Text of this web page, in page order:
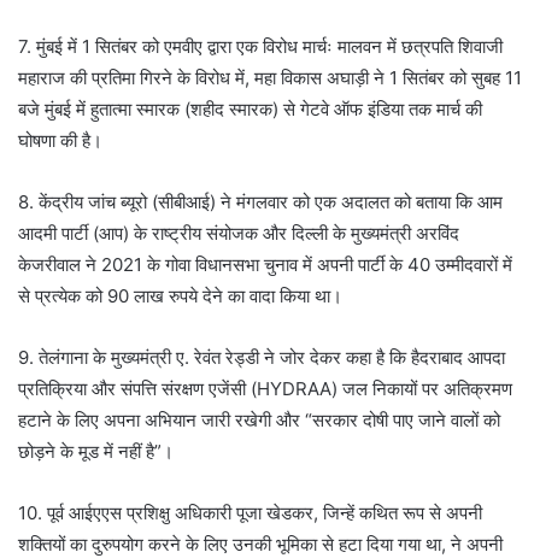
7. मुंबई में 1 सितंबर को एमवीए द्वारा एक विरोध मार्चः मालवन में छत्रपति शिवाजी
महाराज की प्रतिमा गिरने के विरोध में, महा विकास अघाड़ी ने 1 सितंबर को सुबह 11
बजे मुंबई में हुतात्मा स्मारक (शहीद स्मारक) से गेटवे ऑफ इंडिया तक मार्च की
घोषणा की है।
8. केंद्रीय जांच ब्यूरो (सीबीआई) ने मंगलवार को एक अदालत को बताया कि आम
आदमी पार्टी (आप) के राष्ट्रीय संयोजक और दिल्ली के मुख्यमंत्री अरविंद
केजरीवाल ने 2021 के गोवा विधानसभा चुनाव में अपनी पार्टी के 40 उम्मीदवारों में
से प्रत्येक को 90 लाख रुपये देने का वादा किया था।
9. तेलंगाना के मुख्यमंत्री ए. रेवंत रेड्डी ने जोर देकर कहा है कि हैदराबाद आपदा
प्रतिक्रिया और संपत्ति संरक्षण एजेंसी (HYDRAA) जल निकायों पर अतिक्रमण
हटाने के लिए अपना अभियान जारी रखेगी और “सरकार दोषी पाए जाने वालों को
छोड़ने के मूड में नहीं है”।
10. पूर्व आईएएस प्रशिक्षु अधिकारी पूजा खेडकर, जिन्हें कथित रूप से अपनी
शक्तियों का दुरुपयोग करने के लिए उनकी भूमिका से हटा दिया गया था, ने अपनी